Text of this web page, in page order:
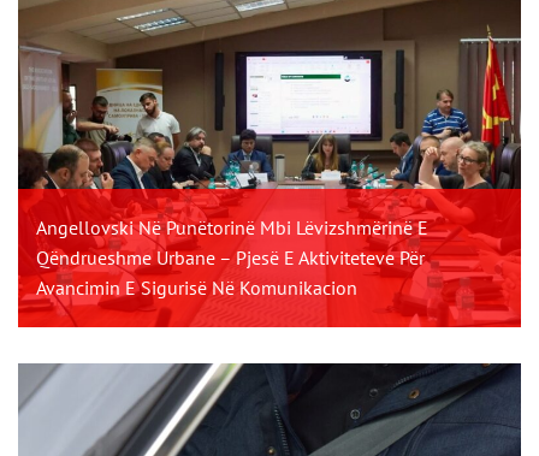
Angellovski Në Punëtorinë Mbi Lëvizshmërinë E
Qëndrueshme Urbane – Pjesë E Aktiviteteve Për
Avancimin E Sigurisë Në Komunikacion